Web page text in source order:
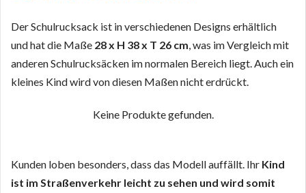
Der Schulrucksack ist in verschiedenen Designs erhältlich
und hat die Maße 28 x H 38 x T 26 cm, was im Vergleich mit
anderen Schulrucksäcken im normalen Bereich liegt. Auch ein
kleines Kind wird von diesen Maßen nicht erdrückt.
Keine Produkte gefunden.
Kunden loben besonders, dass das Modell auffällt. Ihr Kind
ist im Straßenverkehr leicht zu sehen und wird somit